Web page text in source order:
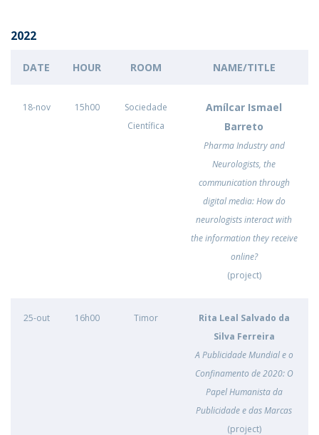
2022
DATE HOUR ROOM NAME/TITLE
18-nov 15h00
Sociedade
Científica
Amílcar Ismael
Barreto
Pharma Industry and
Neurologists, the
communication through
digital media: How do
neurologists interact with
the information they receive
online?
(project)
25-out 16h00 Timor
Rita Leal Salvado da
Silva Ferreira
A Publicidade Mundial e o
Confinamento de 2020: O
Papel Humanista da
Publicidade e das Marcas
(project)